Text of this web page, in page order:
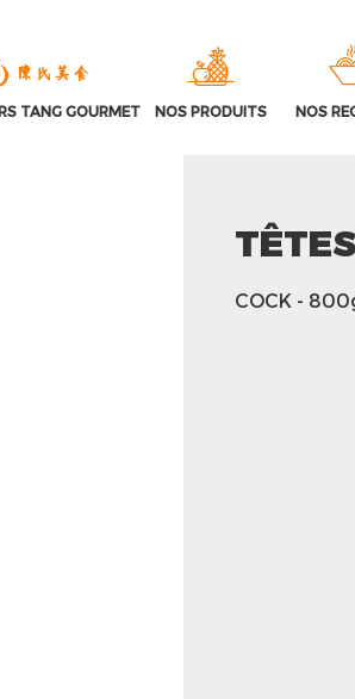
TANG GOURMET NOS PRODUITS NOS
COCK -